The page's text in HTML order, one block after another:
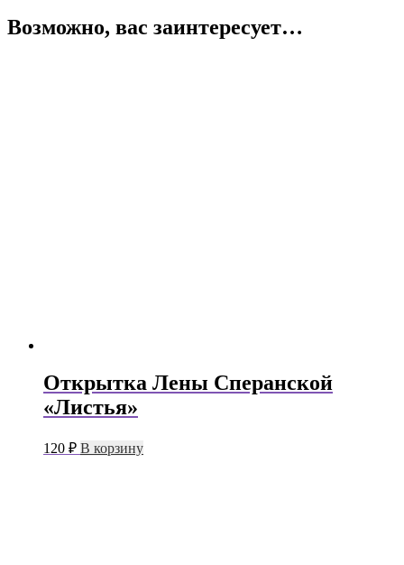
Возможно, вас заинтересует…
Открытка Лены Сперанской
«Листья»
120 ₽ В корзину